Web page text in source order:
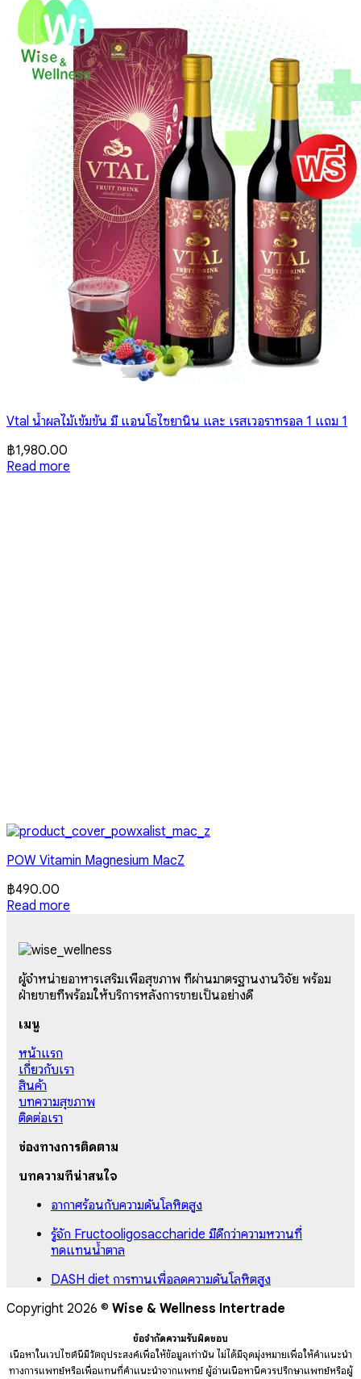
Vtal น้ำผลไม้เข้มข้น มี แอนโธไซยานิน และ เรสเวอราทรอล 1 แถม 1
฿1,980.00
Read more
POW Vitamin Magnesium MacZ
฿490.00
Read more
ผู้จำหน่ายอาหารเสริมเพื่อสุขภาพ ที่ผ่านมาตรฐานงานวิจัย พร้อม
ฝ่ายขายที่พร้อมให้บริการหลังการขายเป็นอย่างดี
เมนู
หน้าแรก
เกี่ยวกับเรา
สินค้า
บทความสุขภาพ
ติดต่อเรา
ช่องทางการติดตาม
บทความที่น่าสนใจ
อากาศร้อนกับความดันโลหิตสูง
รู้จัก Fructooligosaccharide มีดีกว่าความหวานที่
ทดแทนน้ำตาล
DASH diet การทานเพื่อลดความดันโลหิตสูง
Copyright 2026 © Wise & Wellness Intertrade
ข้อจำกัดความรับผิดชอบ
เนื้อหาในเวปไซต์นี้มีวัตถุประสงค์เพื่อให้ข้อมูลเท่านั้น ไม่ได้มีจุดมุ่งหมายเพื่อให้คำแนะนำ
ทางการแพทย์หรือเพื่อแทนที่คำแนะนำจากแพทย์ ผู้อ่านเนื้อหานี้ควรปรึกษาแพทย์หรือผู้